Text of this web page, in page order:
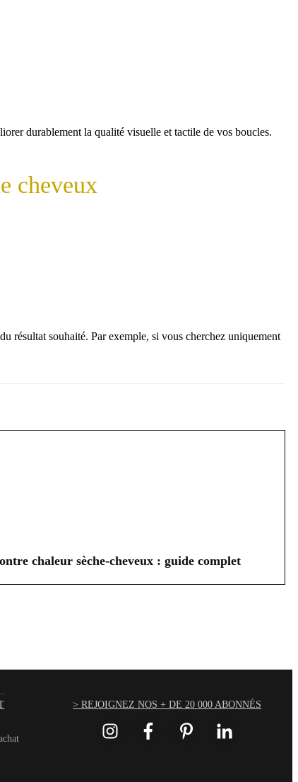
durablement la qualité visuelle et tactile de vos boucles.
cheveux
résultat souhaité. Par exemple, si vous cherchez uniquement
chaleur sèche-cheveux : guide complet
> REJOIGNEZ NOS + DE 20 000 ABONNÉS